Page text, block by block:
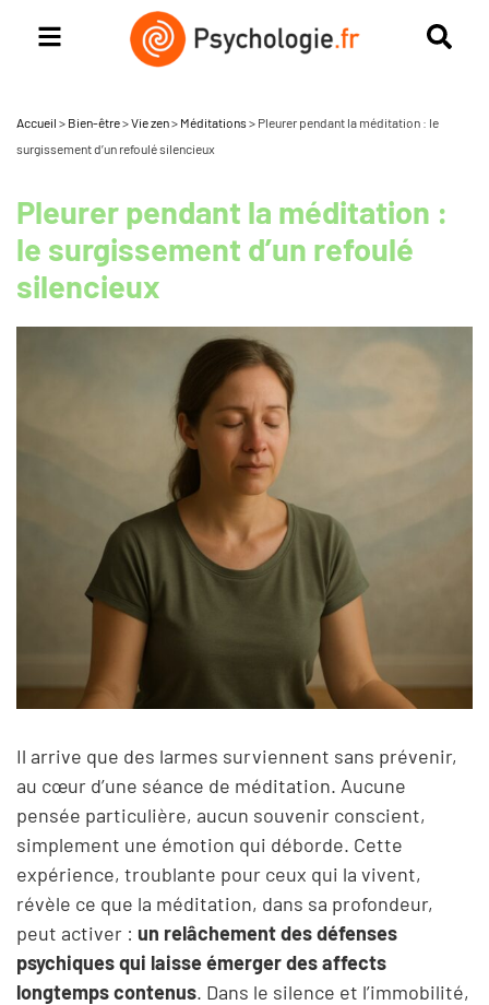
Accueil > Bien-être>Vie zen> Méditations > Pleurer pendant la méditation : le
surgissement d’un refoulé silencieux
Pleurer pendant la méditation :
le surgissement d’un refoulé
silencieux
Il arrive que des larmes surviennent sans prévenir,
au cœur d’une séance de méditation. Aucune
pensée particulière, aucun souvenir conscient,
simplement une émotion qui déborde. Cette
expérience, troublante pour ceux qui la vivent,
révèle ce que la méditation, dans sa profondeur,
peut activer : un relâchement des défenses
psychiques qui laisse émerger des affects
longtemps contenus. Dans le silence et l’immobilité,